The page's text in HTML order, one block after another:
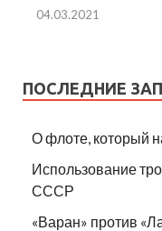
04.03.2021
ПОСЛЕДНИЕ
О флоте, который
Использование
СССР
«Варан» против